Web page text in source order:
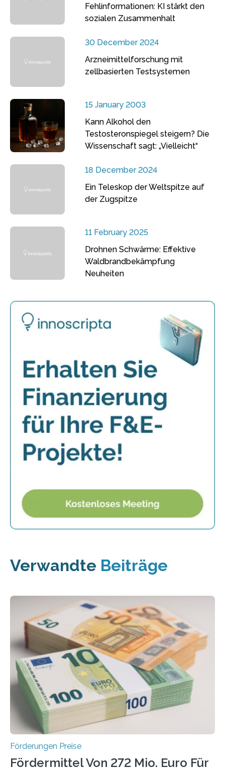
Fehlinformationen: KI stärkt den
sozialen Zusammenhalt
30 December 2024
Arzneimittelforschung mit
zellbasierten Testsystemen
15 January 2003
Kann Alkohol den
Testosteronspiegel steigern? Die
Wissenschaft sagt: „Vielleicht“
18 December 2024
Ein Teleskop der Weltspitze auf
der Zugspitze
11 February 2025
Drohnen Schwärme: Effektive
Waldbrandbekämpfung
Neuheiten
Verwandte Beiträge
Förderungen Preise
Fördermittel Von 272 Mio. Euro Für